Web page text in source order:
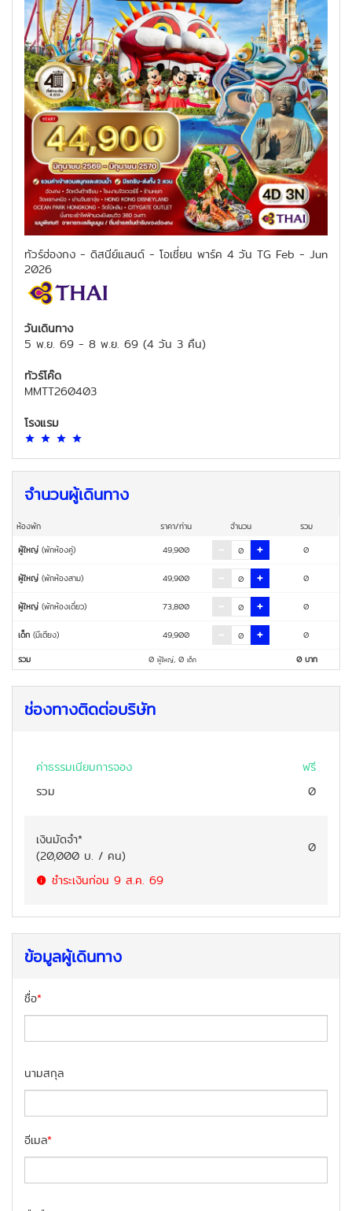
ทัวร์ฮ่องกง - ดิสนีย์แลนด์ - โอเชี่ยน พาร์ค 4 วัน TG Feb - Jun
2026
วันเดินทาง
5 พ.ย. 69 - 8 พ.ย. 69 (4 วัน 3 คืน)
ทัวร์โค๊ด
MMTT260403
โรงแรม
จำนวนผู้เดินทาง
ห้องพัก ราคา/ท่าน จำนวน
รวม
ผู้ใหญ่ (พักห้องคู่) 49,900 0
ผู้ใหญ่ (พักห้องสาม) 49,900 0
ผู้ใหญ่ (พักห้องเดี่ยว) 73,800 0
เด็ก (มีเตียง) 49,900
0
รวม
0 ผู้ใหญ่, 0 เด็ก 0บาท
ช่องทางติดต่อบริษัท
ค่าธรรมเนียมการจอง
ฟรี
รวม
0
เงินมัดจำ*
(20,000 บ. / คน)
0
ชำระเงินก่อน 9 ส.ค. 69
ข้อมูลผู้เดินทาง
ชื่อ*
นามสกุล
อีเมล*